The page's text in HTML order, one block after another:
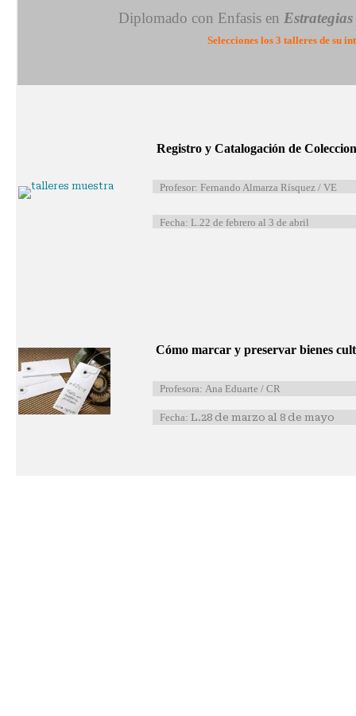
Diplomado con Enfasis en
Selecciones los 3 talleres de su
Registro y Catalogación de
Profesor: Fernando Almarza Rísquez / VE
Fecha: L.22 de febrero al 3 de abril
Cómo marcar y preservar bienes
Profesora: Ana Eduarte / CR
Fecha: L.28 de marzo al 8 de mayo